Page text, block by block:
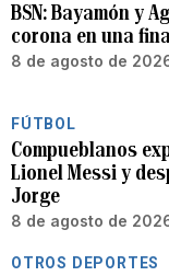
BSN: Bayamón y
corona en una
8 de agosto de
FÚTBOL
Compueblanos
Lionel Messi y
Jorge
8 de agosto de
OTROS DEPORTES